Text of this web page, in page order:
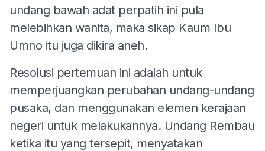
undang bawah adat perpatih ini pula
melebihkan wanita, maka sikap Kaum Ibu
Umno itu juga dikira aneh.
Resolusi pertemuan ini adalah untuk
memperjuangkan perubahan undang-undang
pusaka, dan menggunakan elemen kerajaan
negeri untuk melakukannya. Undang Rembau
ketika itu yang tersepit, menyatakan